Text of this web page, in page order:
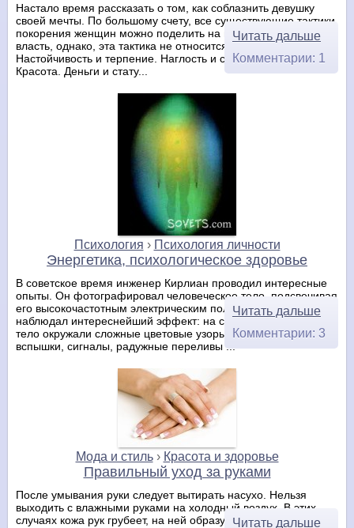
Настало время рассказать о том, как соблазнить девушку
своей мечты. По большому счету, все существующие тактики
покорения женщин можно поделить на шесть видов. Сила и
власть, однако, эта тактика не относится к соблазнению.
Настойчивость и терпение. Наглость и сексуальность.
Красота. Деньги и стату...
Читать дальше
Комментарии: 1
Психология › Психология личности
Энергетика, психологическое здоровье
В советское время инженер Кирлиан проводил интересные
опыты. Он фотографировал человеческое тело, подсвечивая
его высокочастотным электрическим полем. Инженер
наблюдал интереснейший эффект: на снимках человеческое
тело окружали сложные цветовые узоры. Различные
вспышки, сигналы, радужные переливы ...
Читать дальше
Комментарии: 3
Мода и стиль› Красота и здоровье
Правильный уход за руками
После умывания руки следует вытирать насухо. Нельзя
выходить с влажными руками на холодный воздух. В этих
случаях кожа рук грубеет, на ней образуются ссадины и
Читать дальше